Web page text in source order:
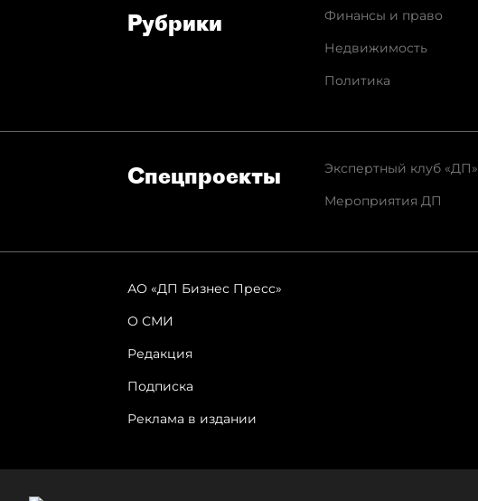
Рубрики
Финансы и право
Недвижимость
Политика
Спец­проекты
Экспертный клуб «ДП»
Мероприятия ДП
АО «ДП Бизнес Пресс»
О СМИ
Редакция
Подписка
Реклама в издании